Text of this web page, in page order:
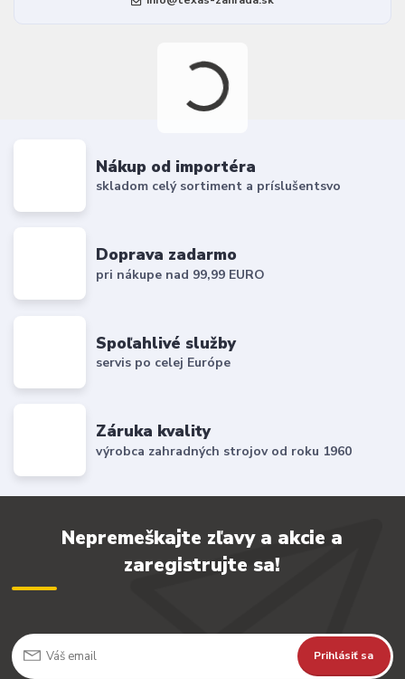
Nákup od importéra
skladom celý sortiment a príslušentsvo
Doprava zadarmo
pri nákupe nad 99,99 EURO
Spoľahlivé služby
servis po celej Európe
Záruka kvality
výrobca zahradných strojov od roku 1960
Nepremeškajte zľavy a akcie a
zaregistrujte sa!
Prihlásiť sa